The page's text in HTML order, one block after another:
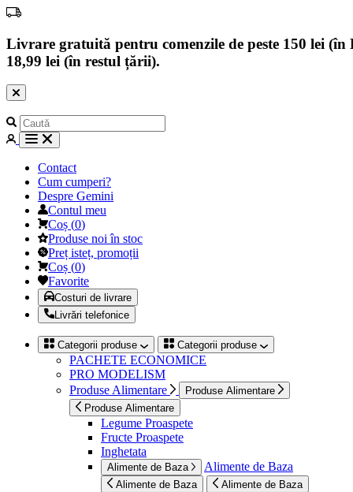
Livrare gratuită pentru comenzile de peste 150 lei
18,99 lei (în restul țării).
Contact
Cum cumperi?
Despre Gemini
Contul meu
Coș (0)
Produse noi în stoc
Preț isteț, promoții
Coș (0)
Favorite
Costuri de livrare
Livrări telefonice
Categorii produse Categorii produse
PACHETE ECONOMICE
PRO MODELISM
Produse Alimentare
Produse Alimentare
Produse Alimentare
Legume Proaspete
Fructe Proaspete
Inghetata
Alimente de Baza Alimente de Baza
Alimente de Baza Alimente de Baza